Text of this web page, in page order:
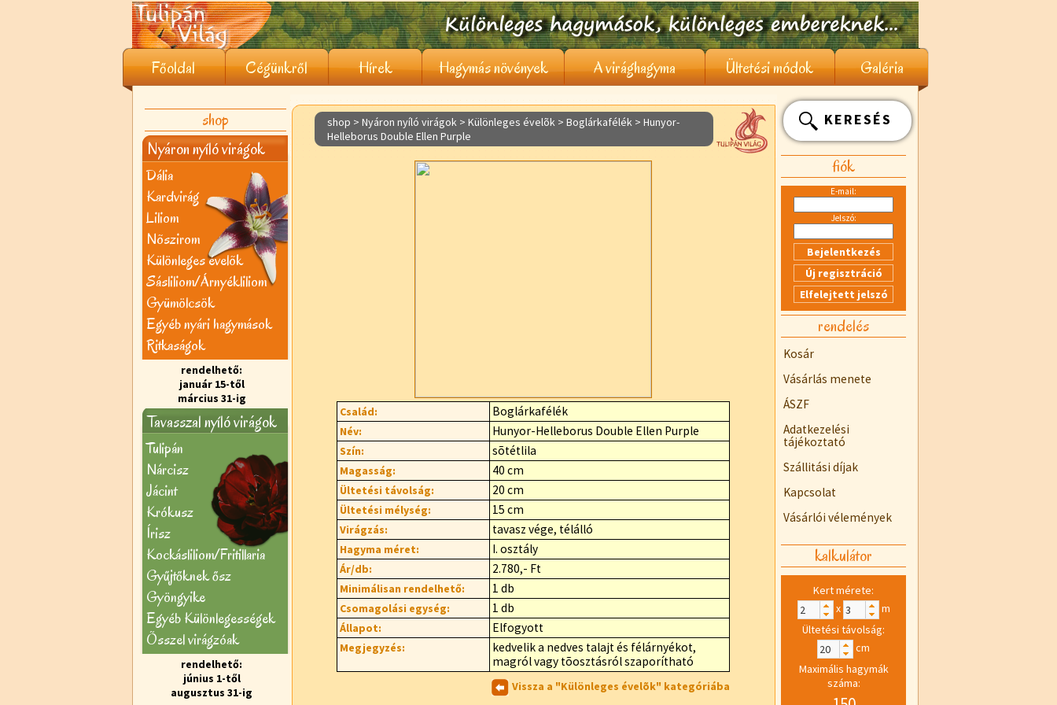
Főoldal Cégünkről Hírek Hagymás növények A virághagyma Ültetési módok Galéria
shop
Nyáron nyíló virágok
Dália
Kardvirág
Liliom
Nõszirom
Különleges évelõk
Sásliliom/Árnyékliliom
Gyümölcsök
Egyéb nyári hagymások
Ritkaságok
rendelhető:
január 15-től
március 31-ig
Tavasszal nyíló virágok
Tulipán
Nárcisz
Jácint
Krókusz
Írisz
Kockásliliom/Fritillaria
Gyűjtőknek ősz
Gyöngyike
Egyéb Különlegességek
Õsszel virágzóak
rendelhető:
június 1-től
augusztus 31-ig
shop > Nyáron nyíló virágok > Különleges évelõk > Boglárkafélék > Hunyor-
Helleborus Double Ellen Purple
Család: Boglárkafélék
Név: Hunyor-Helleborus Double Ellen Purple
Szín: sõtétlila
Magasság: 40 cm
Ültetési távolság: 20 cm
Ültetési mélység: 15 cm
Virágzás: tavasz vége, télálló
Hagyma méret: I. osztály
Ár/db: 2.780,- Ft
Minimálisan rendelhető: 1 db
Csomagolási egység: 1 db
Állapot: Elfogyott
Megjegyzés:
kedvelik a nedves talajt és félárnyékot,
magról vagy tõosztásról szaporítható
Vissza a "Különleges évelõk" kategóriába
KERESÉS
fiók
E-mail:
Jelszó:
rendelés
Kosár
Vásárlás menete
ÁSZF
Adatkezelési
tájékoztató
Szállitási díjak
Kapcsolat
Vásárlói vélemények
kalkulátor
Kert mérete:
x
m
Ültetési távolság:
cm
Maximális hagymák
száma: